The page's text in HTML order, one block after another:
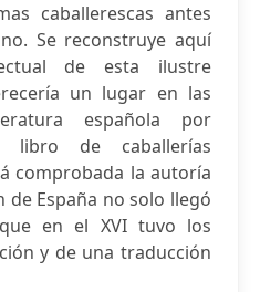
caballerescas antes
Se reconstruye aquí
de esta ilustre
un lugar en las
española por
libro de caballerías
comprobada la autoría
de España no solo llegó
en el XVI tuvo los
y de una traducción